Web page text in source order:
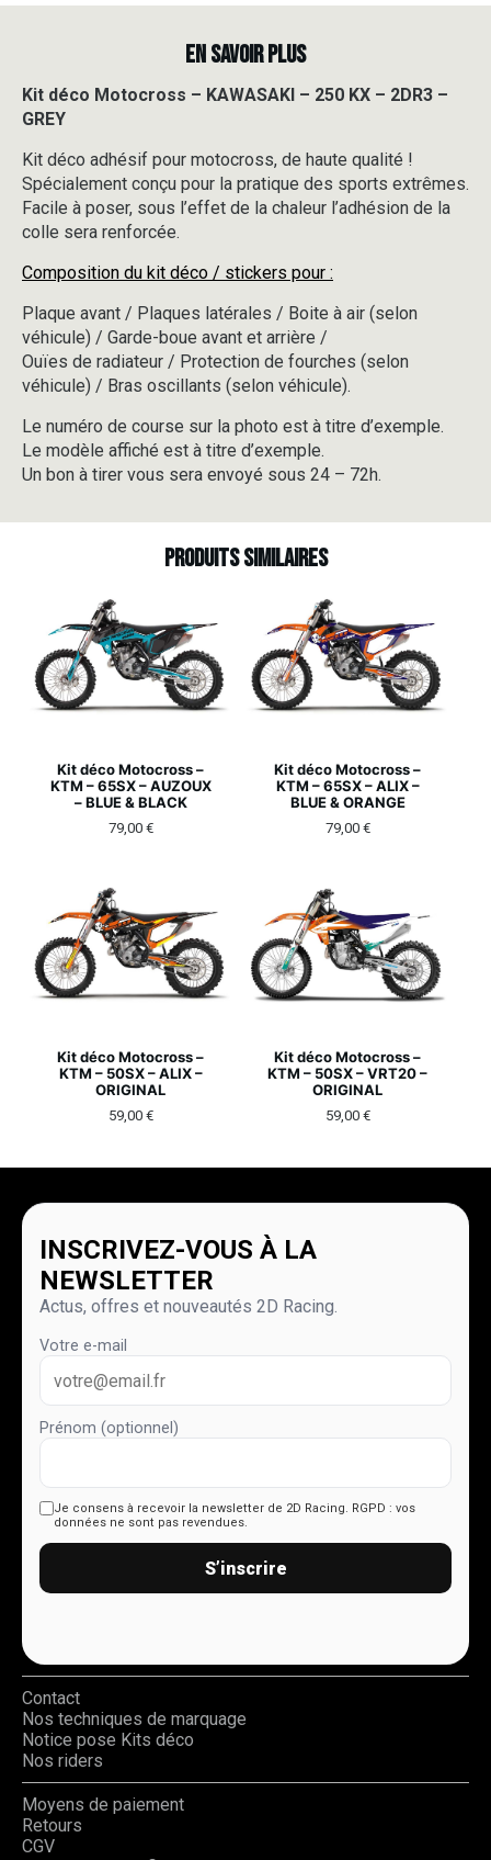
Motocross
250
KX
2DR3
-
GREY
EN SAVOIR PLUS
Kit déco Motocross – KAWASAKI – 250 KX – 2DR3 –
GREY
Kit déco adhésif pour motocross, de haute qualité !
Spécialement conçu pour la pratique des sports extrêmes.
Facile à poser, sous l’effet de la chaleur l’adhésion de la
colle sera renforcée.
Composition du kit déco / stickers pour :
Plaque avant / Plaques latérales / Boite à air (selon
véhicule) / Garde-boue avant et arrière /
Ouïes de radiateur / Protection de fourches (selon
véhicule) / Bras oscillants (selon véhicule).
Le numéro de course sur la photo est à titre d’exemple.
Le modèle affiché est à titre d’exemple.
Un bon à tirer vous sera envoyé sous 24 – 72h.
Produits similaires
Kit déco Motocross –
KTM – 65SX – AUZOUX
– BLUE & BLACK
79,00 €
Kit déco Motocross –
KTM – 65SX – ALIX –
BLUE & ORANGE
79,00 €
Kit déco Motocross –
KTM – 50SX – ALIX –
ORIGINAL
59,00 €
Kit déco Motocross –
KTM – 50SX – VRT20 –
ORIGINAL
59,00 €
INSCRIVEZ-VOUS À LA
NEWSLETTER
Actus, offres et nouveautés 2D Racing.
Votre e-mail
Prénom (optionnel)
Je consens à recevoir la newsletter de 2D Racing. RGPD : vos
données ne sont pas revendues.
S’inscrire
Contact
Nos techniques de marquage
Notice pose Kits déco
Nos riders
Moyens de paiement
Retours
CGV